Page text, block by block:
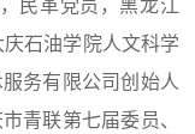
石油学院人文科学
务有限公司创始人
青联第七届委员、